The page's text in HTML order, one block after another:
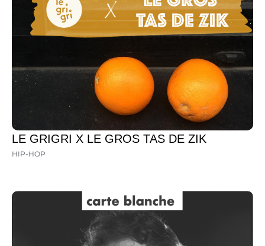
LE GRIGRI X LE GROS TAS DE ZIK
HIP-HOP